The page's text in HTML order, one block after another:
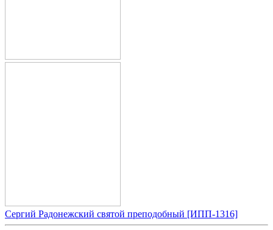
Сергий Радонежский святой преподобный [ИПП-1316]